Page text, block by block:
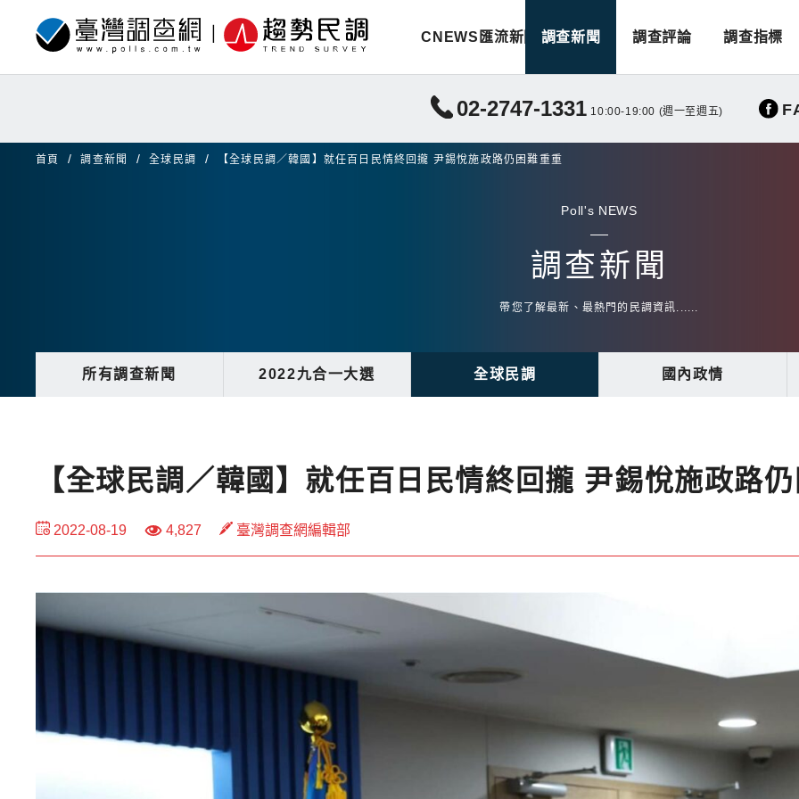
CNEWS匯流新聞 調查新聞 調查評論 調查指標
02-2747-1331 10:00-19:00 (週一至週五)
首頁 調查新聞 全球民調 【全球民調／韓國】就任百日民情終回攏 尹錫悅施政路仍困難重重
Poll's NEWS
調查新聞
帶您了解最新、最熱門的民調資訊......
所有調查新聞 2022九合一大選 全球民調 國內政情
【全球民調／韓國】就任百日民情終回攏 尹錫悅施政路
2022-08-19 4,827 臺灣調查網編輯部